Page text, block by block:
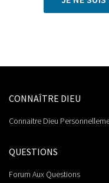
CONNAÎTRE DIEU
Connaitre Dieu
QUESTIONS
Forum Aux Questions